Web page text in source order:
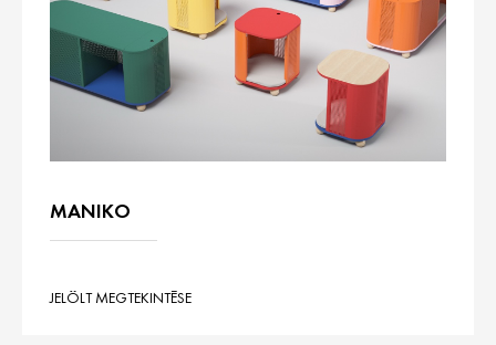
MANIKO
JELÖLT MEGTEKINTÉSE